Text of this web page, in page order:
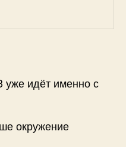
идёт именно с
окружение